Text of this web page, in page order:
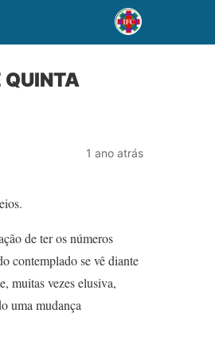
QUINTA
1 ano atrás
de ter os números
contemplado se vê diante
muitas vezes elusiva,
uma mudança